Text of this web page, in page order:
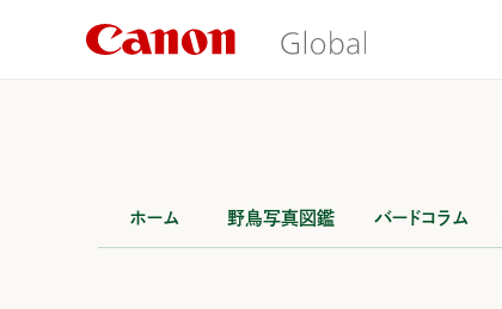
ホーム 野鳥写真図鑑 バードコラム